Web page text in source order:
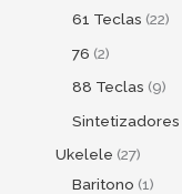
61 Teclas 22
76 2
88 Teclas 9
Sintetizadores
Ukelele 27
Baritono 1